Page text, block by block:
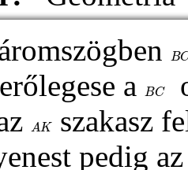
BC
a BC
A K
szakasz
pedig